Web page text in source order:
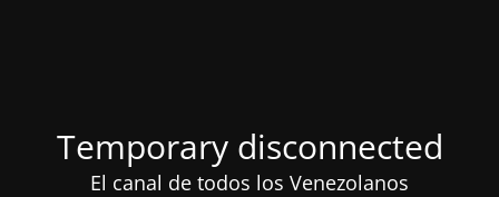
Temporary disconnected
El canal de todos los Venezolanos